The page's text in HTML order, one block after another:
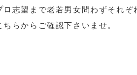
志望まで老若男女問わずそれ
らからご確認下さいませ。